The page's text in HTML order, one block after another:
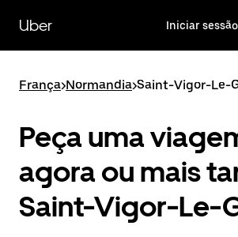
para
conteúdo
Uber Iniciar sessão
França>Normandia>Saint-Vigor-Le-
Peça uma
agora ou mais
Saint-Vigor-Le-